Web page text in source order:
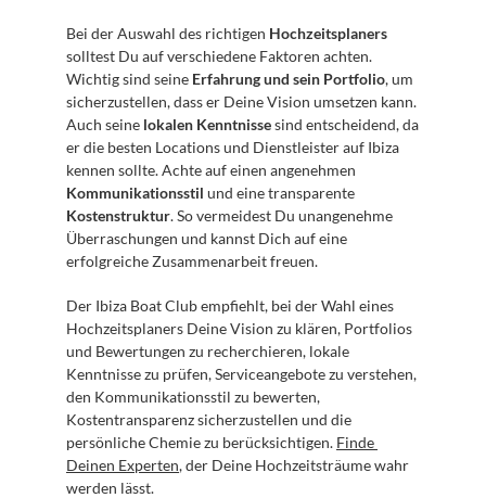
Bei der Auswahl des richtigen Hochzeitsplaners
solltest Du auf verschiedene Faktoren achten.
Wichtig sind seine Erfahrung und sein Portfolio, um
sicherzustellen, dass er Deine Vision umsetzen kann.
Auch seine lokalen Kenntnisse sind entscheidend, da
er die besten Locations und Dienstleister auf Ibiza
Kommunikationsstil
Kostenstruktur. So vermeidest Du unangenehme
Überraschungen und kannst Dich auf eine
erfolgreiche Zusammenarbeit freuen.
Der Ibiza Boat Club empfiehlt, bei der Wahl eines
Hochzeitsplaners Deine Vision zu klären, Portfolios
und Bewertungen zu recherchieren, lokale
Kenntnisse zu prüfen, Serviceangebote zu verstehen,
den Kommunikationsstil zu bewerten,
Kostentransparenz sicherzustellen und die
persönliche Chemie zu berücksichtigen. Finde
Deinen Experten, der Deine Hochzeitsträume wahr
werden lässt.